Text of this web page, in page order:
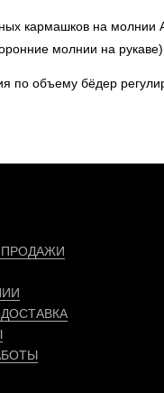
кармашков на молнии
молнии на
по объему бёдер
ДОСТАВКА